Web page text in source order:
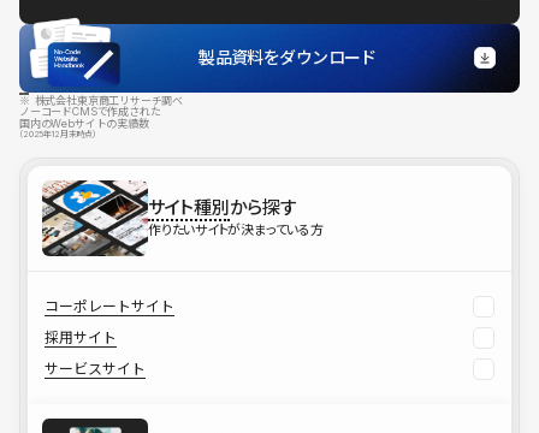
製品資料をダウンロード
※ 株式会社東京商工リサーチ調べ
ノーコードCMSで作成された
国内のWebサイトの実績数
（2025年12月末時点）
サイト種別から探す
作りたいサイトが決まっている方
コーポレートサイト
採用サイト
サービスサイト